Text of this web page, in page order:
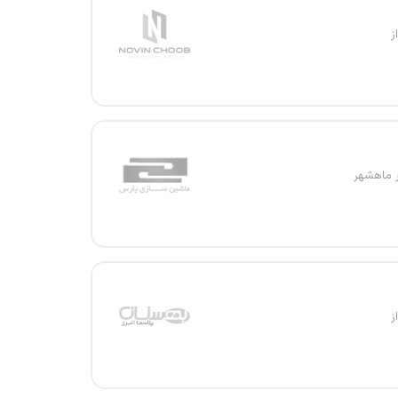
ماهشهر